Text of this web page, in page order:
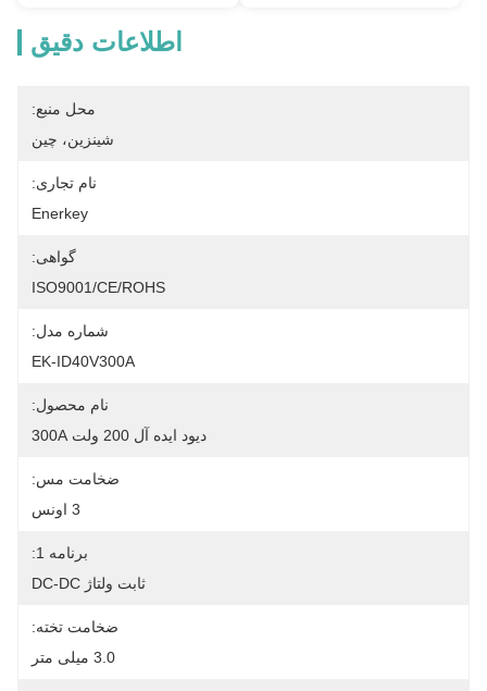
اطلاعات دقیق
محل منبع:
شينزين، چين
نام تجاری:
Enerkey
گواهی:
ISO9001/CE/ROHS
شماره مدل:
EK-ID40V300A
نام محصول:
دیود ایده آل 200 ولت 300A
ضخامت مس:
3 اونس
برنامه 1:
ثابت ولتاژ DC-DC
ضخامت تخته:
3.0 میلی متر